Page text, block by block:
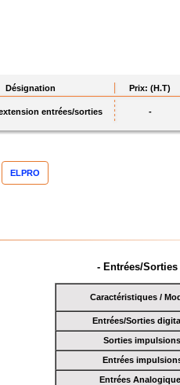
Désignation Prix: (H.T)
entrées/sorties -
ELPRO
- Entrées/
Caractéristiques /
Entrées/Sorties
Sorties
Entrées
Entrées